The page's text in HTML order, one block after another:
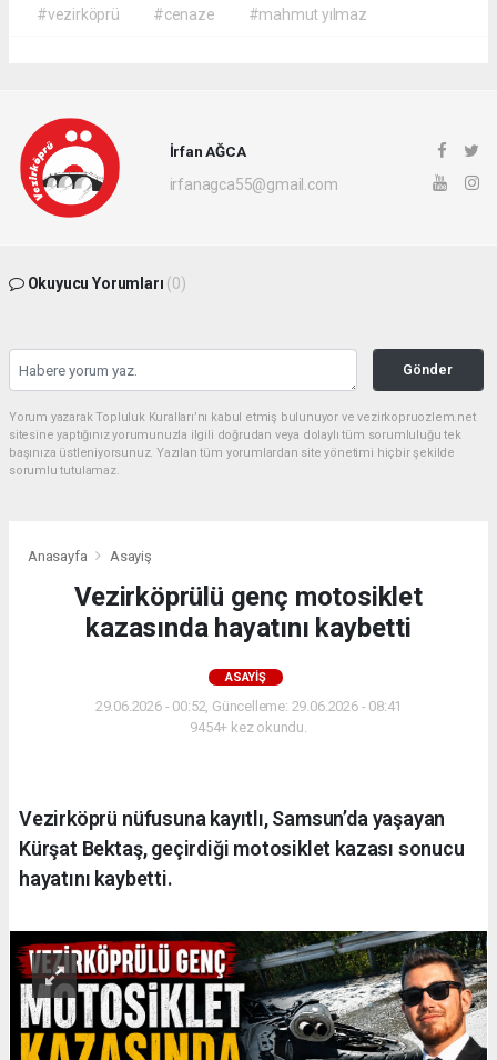
#vezirköprü #cenaze #mahmut yılmaz
İrfan AĞCA
irfanagca55@gmail.com
Okuyucu Yorumları (0)
Gönder
Yorum yazarak Topluluk Kuralları’nı kabul etmiş bulunuyor ve vezirkopruozlem.net
sitesine yaptığınız yorumunuzla ilgili doğrudan veya dolaylı tüm sorumluluğu tek
başınıza üstleniyorsunuz. Yazılan tüm yorumlardan site yönetimi hiçbir şekilde
sorumlu tutulamaz.
Anasayfa Asayiş
Vezirköprülü genç motosiklet
kazasında hayatını kaybetti
ASAYIŞ
29.06.2026 - 00:52, Güncelleme: 29.06.2026 - 08:41
9454+ kez okundu.
Vezirköprü nüfusuna kayıtlı, Samsun’da yaşayan
Kürşat Bektaş, geçirdiği motosiklet kazası sonucu
hayatını kaybetti.